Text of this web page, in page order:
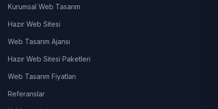
Kurumsal Web Tasarım
Hazır Web Sitesi
Web Tasarım Ajansı
Hazır Web Sitesi Paketleri
Web Tasarım Fiyatları
Referanslar